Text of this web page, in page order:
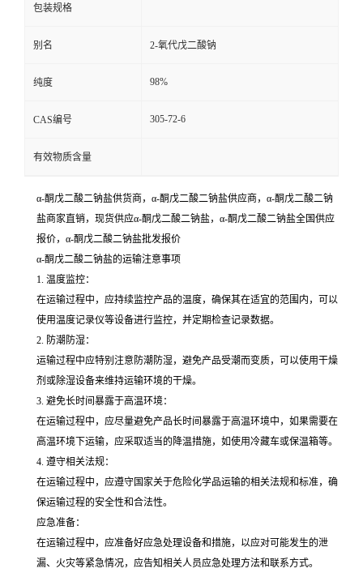
包装规格
别名 2-氧代戊二酸钠
纯度 98%
CAS编号 305-72-6
有效物质含量
α-酮戊二酸二钠盐供货商，α-酮戊二酸二钠盐供应商，α-酮戊二酸二钠
盐商家直销，现货供应α-酮戊二酸二钠盐，α-酮戊二酸二钠盐全国供应
报价，α-酮戊二酸二钠盐批发报价
α-酮戊二酸二钠盐的运输注意事项
1. 温度监控：
在运输过程中，应持续监控产品的温度，确保其在适宜的范围内，可以
使用温度记录仪等设备进行监控，并定期检查记录数据。
2. 防潮防湿：
运输过程中应特别注意防潮防湿，避免产品受潮而变质，可以使用干燥
剂或除湿设备来维持运输环境的干燥。
3. 避免长时间暴露于高温环境：
在运输过程中，应尽量避免产品长时间暴露于高温环境中，如果需要在
高温环境下运输，应采取适当的降温措施，如使用冷藏车或保温箱等。
4. 遵守相关法规：
在运输过程中，应遵守国家关于危险化学品运输的相关法规和标准，确
保运输过程的安全性和合法性。
应急准备：
在运输过程中，应准备好应急处理设备和措施，以应对可能发生的泄
漏、火灾等紧急情况，应告知相关人员应急处理方法和联系方式。